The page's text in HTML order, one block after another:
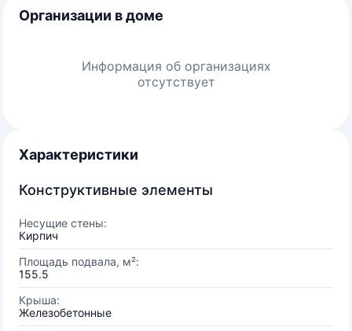
Организации в доме
Информация об организациях
отсутствует
Характеристики
Конструктивные элементы
Несущие стены:
Кирпич
Площадь подвала, м²:
155.5
Крыша:
Железобетонные